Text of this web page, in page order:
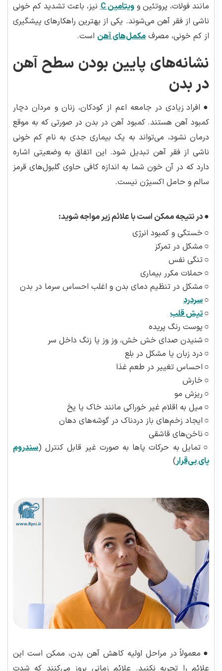
مانند فولات، پروتئین وویتامین C نیز، باعث تشدید کم خونی
ناشی از فقر آهن می‌شوند. یکی از بهترین راهکارهای پیشگیری
از کم خونی، مصرف مکمل‌های آهن است.
نشانه‌های پایین بودن سطح آهن
در بدن
● افراد زیادی در جامعه اعم از کودکان، زنان و مردان دچار
کمبود آهن هستند. کمبود آهن در بدن در صورتی که به موقع
درمان نشود، می‌تواند به یک بیماری جدی به نام کم خونی
ناشی از فقر آهن تبدیل شود. این اتفاق به وضعیتی اشاره
دارد که در آن خون شما به اندازه کافی حاوی گلبول‌های قرمز
سالم و حامل اکسیژن نیست.
●در نتیجه ممکن است با علائم زیر مواجه شوید:
○ خستگی و کمبود انرژی
○ مشکل در تمرکز
○تنگی نفس
○ حملات مکرر بیماری
○ مشکل در تنظیم دمای بدن و اغلب احساس سرما در بدن
○سردرد
○تپش قلب
○ پوست رنگ پریده
○ شنیدن صدای خش خش، وز وز یا زنگ داخل سر
○ درد زبان یا مشکل در بلع
○ احساس تغییر در طعم غذا
○ خارش
○ ریزش مو
○ میل به اقلام غیر خوراکی مانند خاک یا یخ
○ ایجاد زخم‌های باز دردناک در گوشه‌های دهان
○ ناخن‌های قاشقی
○تمایل به حرکات پاها به صورت غیر قابل کنترل (سندروم
پای بی‌قرار)
● معمولاً در مراحل اولیه کاهش آهن بدن، ممکن است این
علائم را تجربه نکنید. علائم زمانی بروز می‌کنند که شدت